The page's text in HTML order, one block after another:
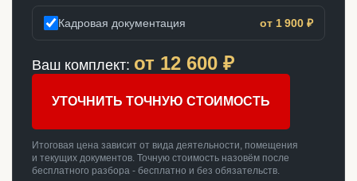
Кадровая документация от 1 900 ₽
Ваш комплект: от 12 600 ₽
УТОЧНИТЬ ТОЧНУЮ СТОИМОСТЬ
Итоговая цена зависит от вида деятельности, помещения
и текущих документов. Точную стоимость назовём после
бесплатного разбора - бесплатно и без обязательств.